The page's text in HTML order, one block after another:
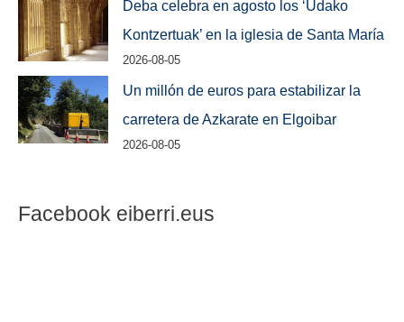
Deba celebra en agosto los ‘Udako
Kontzertuak’ en la iglesia de Santa María
2026-08-05
Un millón de euros para estabilizar la
carretera de Azkarate en Elgoibar
2026-08-05
Facebook eiberri.eus